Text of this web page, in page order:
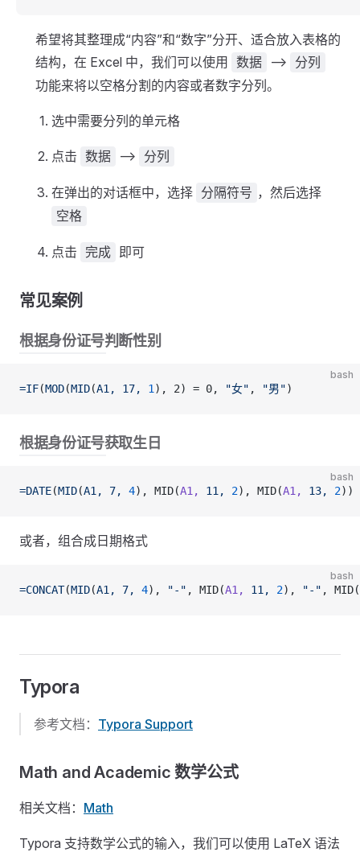
希望将其整理成“内容”和“数字”分开、适合放入表格的
结构，在 Excel 中，我们可以使用
数据 --> 分列
功能来将以空格分割的内容或者数字分列。
选中需要分列的单元格
点击 数据 --> 分列
在弹出的对话框中，选择 分隔符号 ，然后选择
空格
点击 完成 即可
常见案例
根据身份证号判断性别
bash
=IF(MOD(MID(A1, 17, 1 ), 2) = 0, "女" , "男")
根据身份证号获取生日
bash
=DATE(MID(A1, 7, 4), MID(A1, 11, 2), MID(A1, 13, 2))
或者，组合成日期格式
bash
=CONCAT(MID(A1, 7, 4), "-" , MID(A1, 11, 2), "-" , MID(
Typora
参考文档： Typora Support
Math and Academic 数学公式
相关文档： Math
Typora 支持数学公式的输入，我们可以使用 LaTeX 语法